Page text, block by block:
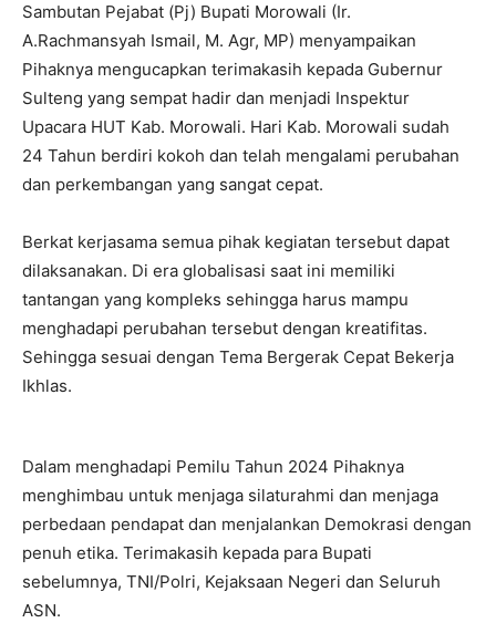
Sambutan Pejabat (Pj) Bupati Morowali (Ir.
A.Rachmansyah Ismail, M. Agr, MP) menyampaikan
Pihaknya mengucapkan terimakasih kepada Gubernur
Sulteng yang sempat hadir dan menjadi Inspektur
Upacara HUT Kab. Morowali. Hari Kab. Morowali sudah
24 Tahun berdiri kokoh dan telah mengalami perubahan
dan perkembangan yang sangat cepat.
Berkat kerjasama semua pihak kegiatan tersebut dapat
dilaksanakan. Di era globalisasi saat ini memiliki
tantangan yang kompleks sehingga harus mampu
menghadapi perubahan tersebut dengan kreatifitas.
Sehingga sesuai dengan Tema Bergerak Cepat Bekerja
Ikhlas.
Dalam menghadapi Pemilu Tahun 2024 Pihaknya
menghimbau untuk menjaga silaturahmi dan menjaga
perbedaan pendapat dan menjalankan Demokrasi dengan
penuh etika. Terimakasih kepada para Bupati
sebelumnya, TNI/Polri, Kejaksaan Negeri dan Seluruh
ASN.